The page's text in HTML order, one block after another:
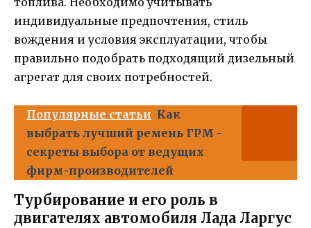
индивидуальные предпочтения, стиль
вождения и условия эксплуатации, чтобы
правильно подобрать подходящий дизельный
агрегат для своих потребностей.
Популярные статьи Как
выбрать лучший ремень ГРМ -
секреты выбора от ведущих
фирм-производителей
Турбирование и его роль в
двигателях автомобиля Лада Ларгус